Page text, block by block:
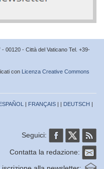
00120 - Città del Vaticano Tel. +39-
con Licenza Creative Commons
| FRANÇAIS | | DEUTSCH |
Seguici:
Contatta la redazione: